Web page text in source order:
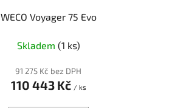
WECO Voyager 75 Evo
Skladem (1 ks)
91 275 Kč bez DPH
110 443 Kč / ks